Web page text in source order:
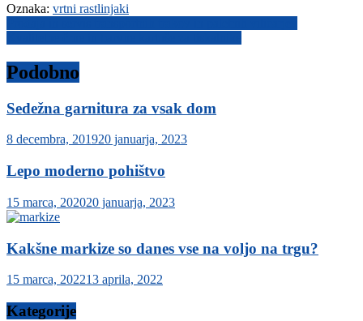
Oznaka: vrtni rastlinjaki
Navigacija
prispevka
Podobno
Sedežna garnitura za vsak dom
8 decembra, 201920 januarja, 2023
Lepo moderno pohištvo
15 marca, 202020 januarja, 2023
Kakšne markize so danes vse na voljo na trgu?
15 marca, 202213 aprila, 2022
Kategorije